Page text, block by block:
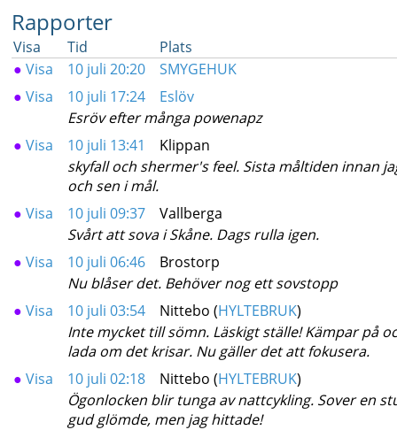
Rapporter
Visa Tid
Plats
● Visa 10 juli 20:20
SMYGEHUK
● Visa 10 juli 17:24
Eslöv
Esröv efter många powenapz
● Visa 10 juli 13:41
Klippan
skyfall och shermer's feel. Sista måltiden innan
och sen i mål.
● Visa 10 juli 09:37
Vallberga
Svårt att sova i Skåne. Dags rulla igen.
● Visa 10 juli 06:46
Brostorp
Nu blåser det. Behöver nog ett sovstopp
● Visa 10 juli 03:54 Nittebo (HYLTEBRUK)
Inte mycket till sömn. Läskigt ställe! Kämpar på
lada om det krisar. Nu gäller det att fokusera.
● Visa 10 juli 02:18 Nittebo (HYLTEBRUK)
Ögonlocken blir tunga av nattcykling. Sover en
gud glömde, men jag hittade!